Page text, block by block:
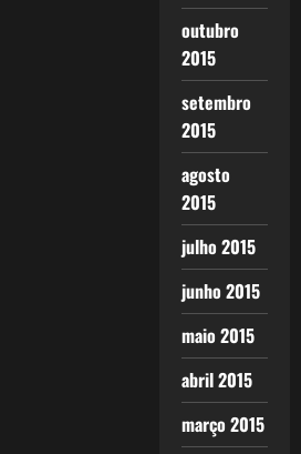
outubro
2015
setembro
2015
agosto
2015
julho 2015
junho 2015
maio 2015
abril 2015
março 2015